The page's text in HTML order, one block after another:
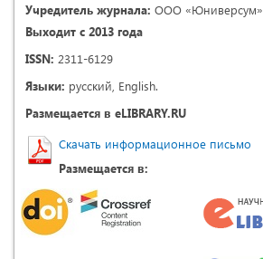
Учредитель журнала: ООО «Юниверсум»
Выходит с 2013 года
ISSN: 2311-6129
Языки: русский, English.
Размещается в eLIBRARY.RU
Скачать информационное письмо
Размещается в: